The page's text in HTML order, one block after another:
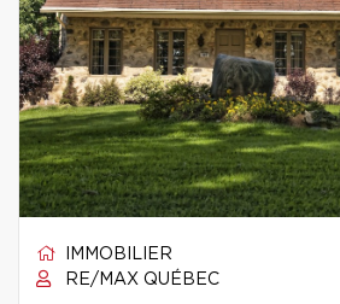
IMMOBILIER
RE/MAX QUÉBEC